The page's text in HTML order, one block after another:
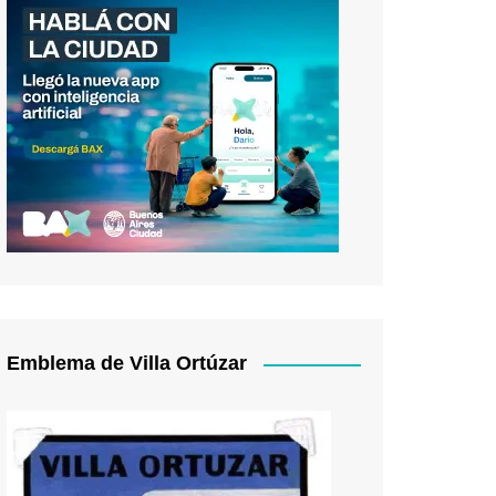
Emblema de Villa Ortúzar